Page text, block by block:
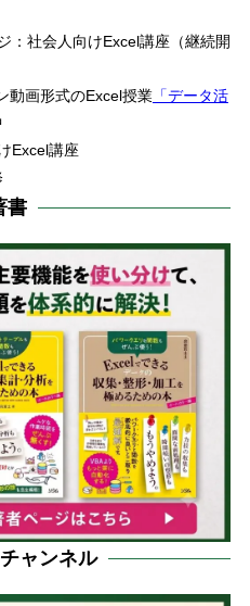
：社会人向けExcel講座（継続開
動画形式のExcel授業「データ活
Excel講座
書
ャンネル